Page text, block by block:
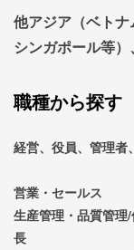
他アジア（ベト
シンガポール等
職種から探す
経営、役員、管理者
営業・セールス
生産管理・品質管理
長